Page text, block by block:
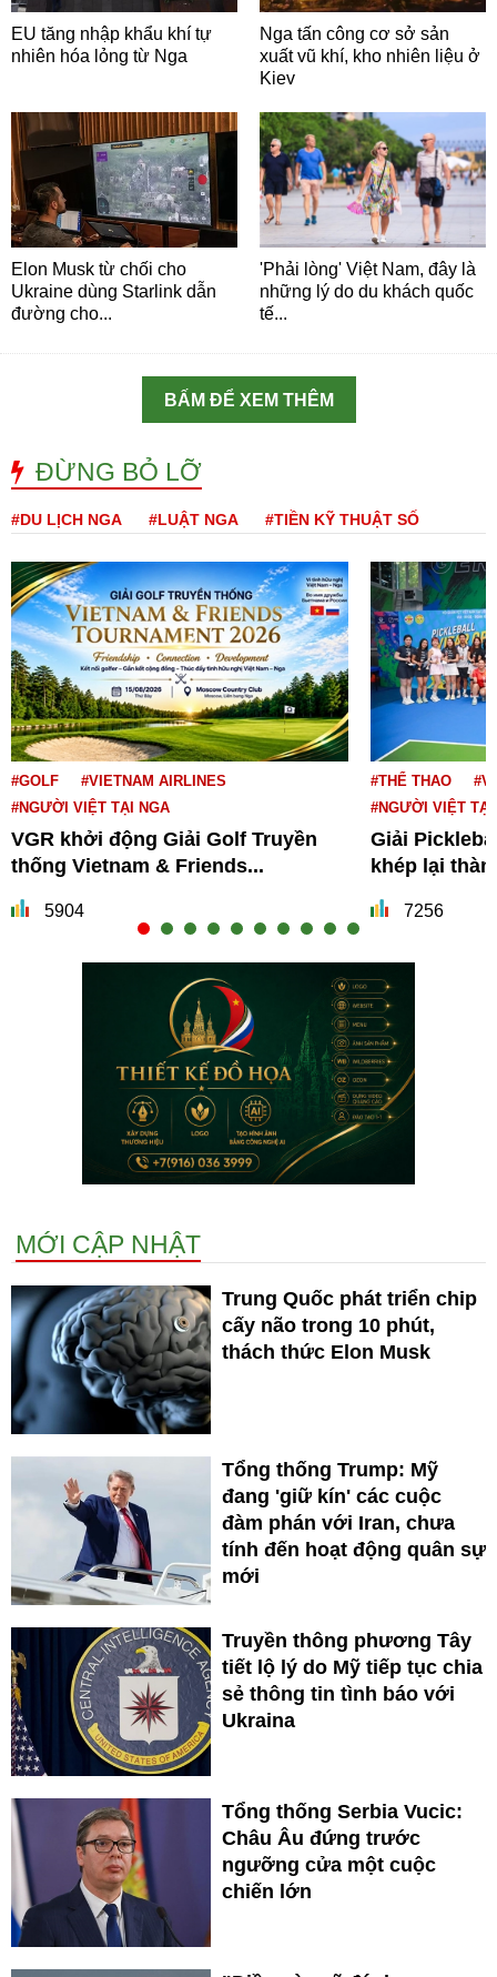
EU tăng nhập khẩu khí tự
nhiên hóa lỏng từ Nga
Nga tấn công cơ sở sản
xuất vũ khí, kho nhiên liệu ở
Kiev
Elon Musk từ chối cho
Ukraine dùng Starlink dẫn
đường cho...
'Phải lòng' Việt Nam, đây là
những lý do du khách quốc
tế...
BẤM ĐỂ XEM THÊM
ĐỪNG BỎ LỠ
#DU LỊCH NGA #LUẬT NGA #TIỀN KỸ THUẬT SỐ
#GOLF
#VIETNAM AIRLINES
#NGƯỜI VIỆT TẠI NGA
VGR khởi động Giải Golf Truyền
thống Vietnam & Friends...
5904
#THỂ THAO
#NGƯỜI VIỆT TẠI
Giải
khép lại
7256
MỚI CẬP NHẬT
Trung Quốc phát triển chip
cấy não trong 10 phút,
thách thức Elon Musk
Tổng thống Trump: Mỹ
đang 'giữ kín' các cuộc
đàm phán với Iran, chưa
tính đến hoạt động quân sự
mới
Truyền thông phương Tây
tiết lộ lý do Mỹ tiếp tục chia
sẻ thông tin tình báo với
Ukraina
Tổng thống Serbia Vucic:
Châu Âu đứng trước
ngưỡng cửa một cuộc
chiến lớn